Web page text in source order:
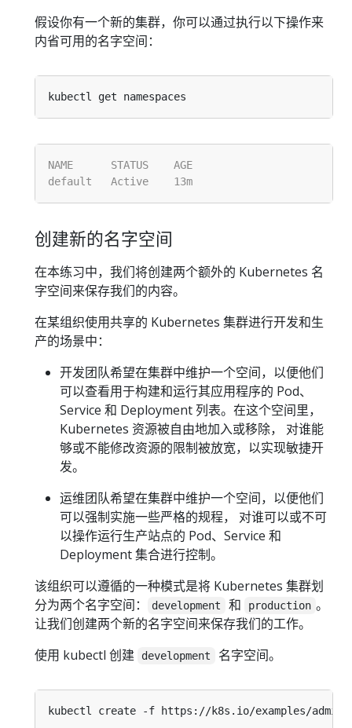
假设你有一个新的集群，你可以通过执行以下操作来
内省可用的名字空间：
创建新的名字空间
在本练习中，我们将创建两个额外的 Kubernetes 名
字空间来保存我们的内容。
在某组织使用共享的 Kubernetes 集群进行开发和生
产的场景中：
开发团队希望在集群中维护一个空间，以便他们
可以查看用于构建和运行其应用程序的 Pod、
Service 和 Deployment 列表。在这个空间里，
Kubernetes 资源被自由地加入或移除， 对谁能
够或不能修改资源的限制被放宽，以实现敏捷开
发。
运维团队希望在集群中维护一个空间，以便他们
可以强制实施一些严格的规程， 对谁可以或不可
以操作运行生产站点的 Pod、Service 和
Deployment 集合进行控制。
该组织可以遵循的一种模式是将 Kubernetes 集群划
分为两个名字空间：
development 和 production 。
让我们创建两个新的名字空间来保存我们的工作。
使用 kubectl 创建
development 名字空间。